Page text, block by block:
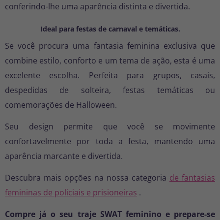
conferindo-lhe uma aparência distinta e divertida.
Ideal para festas de carnaval e temáticas.
Se você procura uma fantasia feminina exclusiva que
combine estilo, conforto e um tema de ação, esta é uma
excelente escolha. Perfeita para grupos, casais,
despedidas de solteira, festas temáticas ou
comemorações de Halloween.
Seu design permite que você se movimente
confortavelmente por toda a festa, mantendo uma
aparência marcante e divertida.
Descubra mais opções na nossa categoria de fantasias
femininas de policiais e prisioneiras .
Compre já o seu traje SWAT feminino e prepare-se